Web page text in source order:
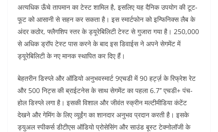
अत्यधिक ऊँचे तापमान का टेस्ट शामिल है, इसलिए यह दैनिक उपयोग की टूट-
फूट को आसानी से सहन कर सकता है। इस स्मार्टफोन को इन्फिनिक्स लैब के
अंदर कठोर, फ्लैगशिप स्तर के ड्यूरेबिलिटी टेस्ट से गुजारा गया है। 250,000
से अधिक ड्रॉप टेस्ट पास करने के बाद इस डिवाईस ने अपने सेगमेंट में
ड्यूरेबिलिटी के नए मानक स्थापित कर दिए हैं।
बेहतरीन डिस्प्ले और ऑडियो अनुभवस्मार्ट 9एचडी में 90 हर्ट्ज़ के रिफ्रेश रेट
और 500 निट्स की ब्राईटनेस के साथ सेगमेंट का पहला 6.7’’ एचडी+ पंच-
होल डिस्प्ले लगा है। इसकी विशाल और जीवंत स्क्रीन मल्टीमीडिया कंटेंट
देखने और गेमिंग के लिए व्यूईंग का शानदार अनुभव प्रदान करती है। इसके
ड्युअल स्पीकर्स डीटीएस ऑडियो प्रोसेसिंग और साउंड बूस्ट टेक्नोलॉजी के